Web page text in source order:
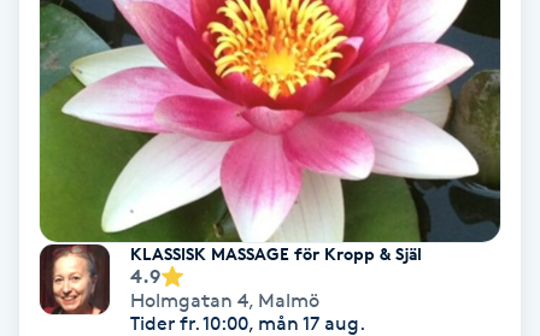
Gua Sha-massage
Healing
KLASSISK MASSAGE för Kropp & Själ
4.9
Holmgatan 4, Malmö
Tider fr. 10:00, mån 17 aug.